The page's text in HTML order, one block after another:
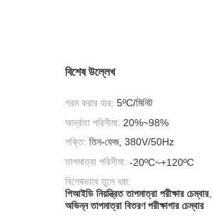
বিশেষ উল্লেখ
গরম করার হার: 5ºC/মিনিট
আর্দ্রতা পরিসীমা: 20%~98%
শক্তি: তিন-ফেজ, 380V/50Hz
তাপমাত্রা পরিসীমা: -20ºC~+120ºC
বিশেষভাবে তুলে ধরা:
পিআইডি নিয়ন্ত্রিত তাপমাত্রা পরীক্ষার চেম্বার
অভিন্ন তাপমাত্রা বিতরণ পরীক্ষাগার চেম্বার